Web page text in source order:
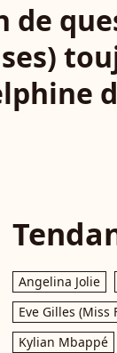
de
Angelina Jolie
Eve Gilles (Miss
Kylian Mbappé